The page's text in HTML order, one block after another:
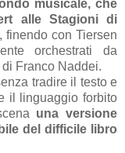
musicale, che
alle Stagioni di
finendo con Tiersen
orchestrati da
Franco Naddei.
tradire il testo e
il linguaggio forbito
una versione
del difficile libro